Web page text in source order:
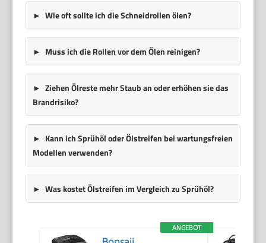
Wie oft sollte ich die Schneidrollen ölen?
Muss ich die Rollen vor dem Ölen reinigen?
Ziehen Ölreste mehr Staub an oder erhöhen sie das
Brandrisiko?
Kann ich Sprühöl oder Ölstreifen bei wartungsfreien
Modellen verwenden?
Was kostet Ölstreifen im Vergleich zu Sprühöl?
ANGEBOT